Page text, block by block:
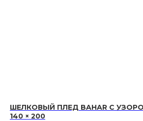
ШЕЛКОВЫЙ ПЛЕД BAHAR С
140 × 200